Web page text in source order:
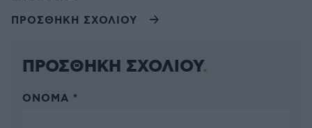
ΠΡΟΣΘΗΚΗ ΣΧΟΛΙΟΥ
ΠΡΟΣΘΗΚΗ ΣΧΟΛΙΟΥ
ΌΝΟΜΑ *